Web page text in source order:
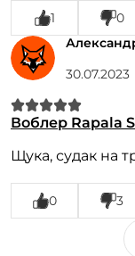
1
0
30.07.2023
Воблер Rapala
Щука, судак на
0 3